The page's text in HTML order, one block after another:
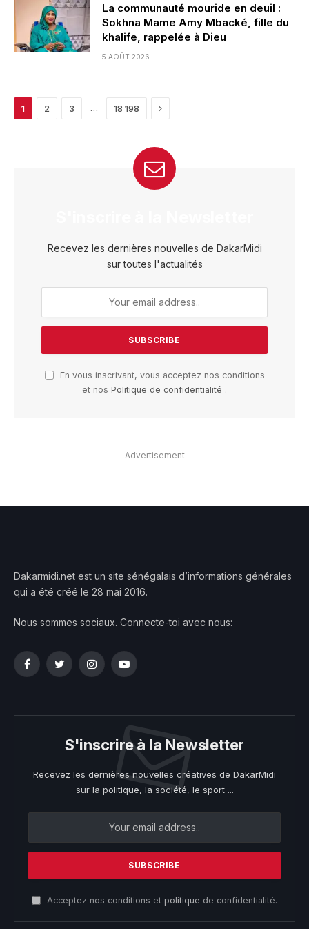
La communauté mouride en deuil :
Sokhna Mame Amy Mbacké, fille du
khalife, rappelée à Dieu
5 AOÛT 2026
1 2 3 … 18 198 Next
Recevez les dernières nouvelles de DakarMidi
sur toutes l'actualités
En vous inscrivant, vous acceptez nos conditions
et nos Politique de confidentialité .
Advertisement
Dakarmidi.net est un site sénégalais d’informations générales
qui a été créé le 28 mai 2016.
Nous sommes sociaux. Connecte-toi avec nous:
FacebookTwitterInstagramYouTube
S'inscrire à la Newsletter
Recevez les dernières nouvelles créatives de DakarMidi
sur la politique, la société, le sport ...
Acceptez nos conditions et politique de confidentialité.